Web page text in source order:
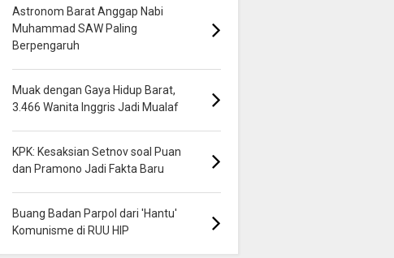
Astronom Barat Anggap Nabi
Muhammad SAW Paling
Berpengaruh
Muak dengan Gaya Hidup Barat,
3.466 Wanita Inggris Jadi Mualaf
KPK: Kesaksian Setnov soal Puan
dan Pramono Jadi Fakta Baru
Buang Badan Parpol dari 'Hantu'
Komunisme di RUU HIP